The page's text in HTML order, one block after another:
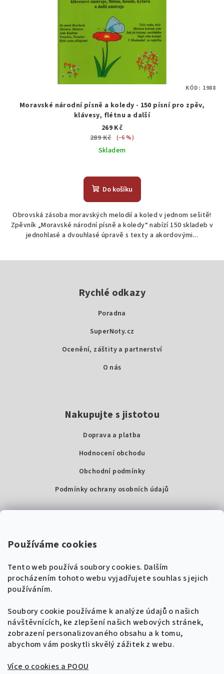
Používáme cookies
Tento web používá soubory cookies. Dalším
procházením tohoto webu vyjadřujete souhlas s jejich
používáním.
Soubory cookie používáme k analýze údajů o našich
návštěvnících, ke zlepšení našich webových stránek,
zobrazení personalizovaného obsahu a k tomu,
abychom vám poskytli skvělý zážitek z webu.
Více o cookies a POOU
Moravské národní písně a koledy - 150 písní pro zpěv,
klávesy, flétnu a další
269 Kč
289 Kč
(–6 %)
Skladem
Do košíku
Obrovská zásoba moravských melodií a koled v jednom sešitě!
Zpěvník „Moravské národní písně a koledy“ nabízí 150 skladeb v
jednohlasé a dvouhlasé úpravě s texty a akordovými...
KÓD: 1988
Rychlé odkazy
Poradna
SuperNoty.cz
Ocenění, záštity a partnerství
O nás
Nakupujte s jistotou
Doprava a platba
Hodnocení obchodu
Obchodní podmínky
Podmínky ochrany osobních údajů
Super Noty, s.r.o.
IČ: 04568672
+420 604 485 792
info@supernoty.cz
V pracovních dnech od 8:00 do 17:00
🎸 Naladíme tě na nové zpěvníky!
Získej tipy, novinky a 10 % slevuna první
objednávku.
Přihlásit se k odběru